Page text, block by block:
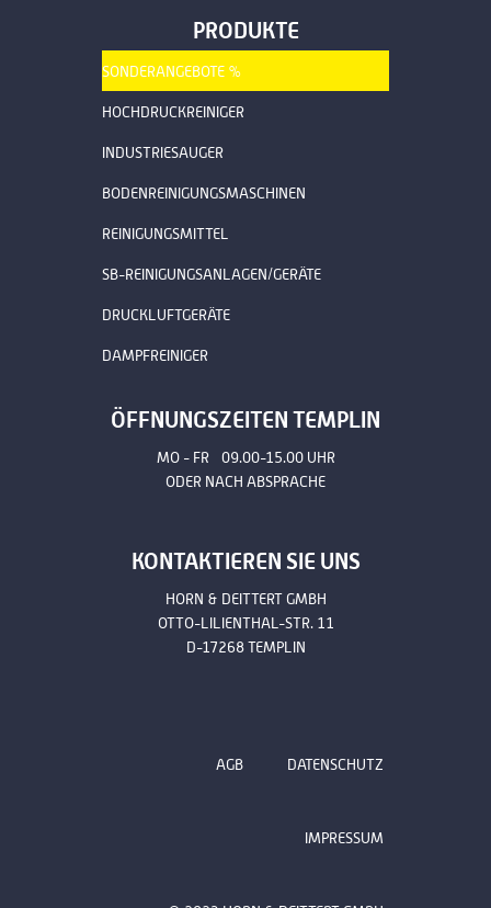
PRODUKTE
SONDERANGEBOTE %
HOCHDRUCKREINIGER
INDUSTRIESAUGER
BODENREINIGUNGSMASCHINEN
REINIGUNGSMITTEL
SB-REINIGUNGSANLAGEN/GERÄTE
DRUCKLUFTGERÄTE
DAMPFREINIGER
ÖFFNUNGSZEITEN TEMPLIN
MO - FR 09.00-15.00 UHR
ODER NACH ABSPRACHE
KONTAKTIEREN SIE UNS
HORN & DEITTERT GMBH
OTTO-LILIENTHAL-STR. 11
D-17268 TEMPLIN
AGB DATENSCHUTZ
IMPRESSUM